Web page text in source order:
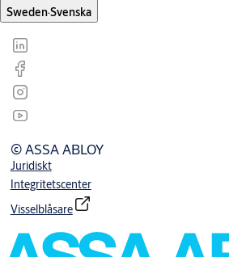
Sweden·Svenska
© ASSA ABLOY
Juridiskt
Integritetscenter
Visselblåsare